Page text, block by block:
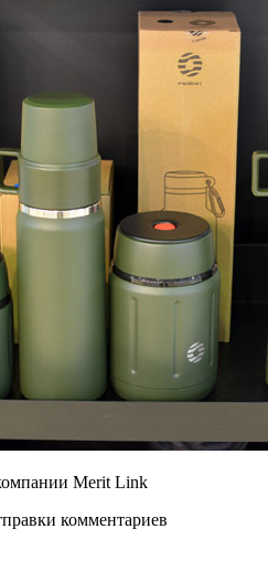
Merit Link
комментариев